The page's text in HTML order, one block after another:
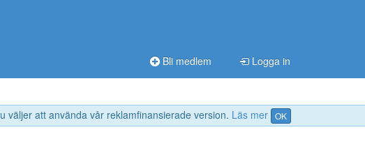
väljer att använda vår reklamfinansierade version. Läs mer OK
Bli medlem Logga in